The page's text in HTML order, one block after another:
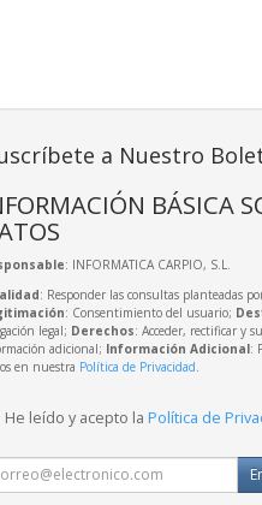
a Nuestro
BÁSICA
: INFORMATICA CARPIO, S.L.
: Responder las consultas planteadas
: Consentimiento del usuario;
legal; Derechos: Acceder, rectificar y
adicional; Información Adicional:
en nuestra Política de Privacidad.
He leído y acepto la Política de